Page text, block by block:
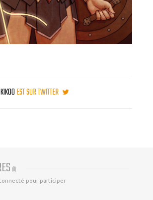
EST SUR TWITTER
(0)
pour participer